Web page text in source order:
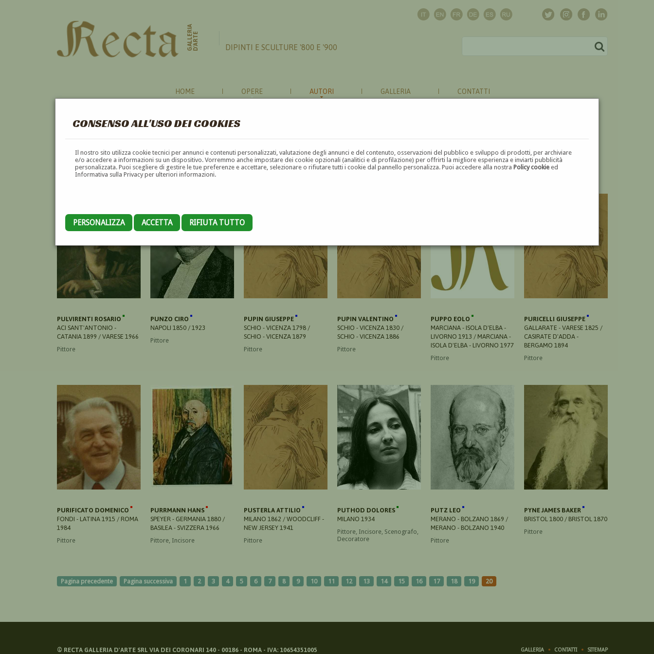
CONSENSO ALL'USO DEI COOKIES
Il nostro sito utilizza cookie tecnici per annunci e contenuti personalizzati, valutazione degli annunci e del contenuto, osservazioni del pubblico e sviluppo di prodotti, per archiviare
e/o accedere a informazioni su un dispositivo. Vorremmo anche impostare dei cookie opzionali (analitici e di profilazione) per offrirti la migliore esperienza e inviarti pubblicità
personalizzata. Puoi scegliere di gestire le tue preferenze e accettare, selezionare o rifiutare tutti i cookie dal pannello personalizza. Puoi accedere alla nostraPolicy cookie ed
Informativa sulla Privacy per ulteriori informazioni.
PERSONALIZZA ACCETTA RIFIUTA TUTTO
GALLERIAD'ARTE DIPINTI E SCULTURE '800 E '900
HOME OPERE AUTORI GALLERIA CONTATTI
PITTORI
A B C D E F G H I J K L M N O P Q R S T U V W X Y Z ⬅
PULVIRENTI ROSARIO
ACI SANT'ANTONIO -
CATANIA 1899 / VARESE 1966
Pittore
PUNZO CIRO
NAPOLI 1850 / 1923
Pittore
PUPIN GIUSEPPE
SCHIO - VICENZA 1798 /
SCHIO - VICENZA 1879
Pittore
PUPIN VALENTINO
SCHIO - VICENZA 1830 /
SCHIO - VICENZA 1886
Pittore
PUPPO EOLO
MARCIANA - ISOLA D'ELBA -
LIVORNO 1913 / MARCIANA -
ISOLA D'ELBA - LIVORNO 1977
Pittore
PURICELLI GIUSEPPE
GALLARATE - VARESE 1825 /
CASIRATE D'ADDA -
BERGAMO 1894
Pittore
PURIFICATO DOMENICO
FONDI - LATINA 1915 / ROMA
1984
Pittore
PURRMANN HANS
SPEYER - GERMANIA 1880 /
BASILEA - SVIZZERA 1966
Pittore, Incisore
PUSTERLA ATTILIO
MILANO 1862 / WOODCLIFF -
NEW JERSEY 1941
Pittore
PUTHOD DOLORES
MILANO 1934
Pittore, Incisore, Scenografo,
Decoratore
PUTZ LEO
MERANO - BOLZANO 1869 /
MERANO - BOLZANO 1940
Pittore
PYNE JAMES BAKER
BRISTOL 1800 / BRISTOL 1870
Pittore
Pagina precedente Pagina successiva 1 2 3 4 5 6 7 8 9 10 11 12 13 14 15 16 17 18 19 20
© RECTA GALLERIA D'ARTE SRL VIA DEI CORONARI 140 - 00186 - ROMA - IVA: 10654351005 GALLERIA CONTATTI SITEMAP